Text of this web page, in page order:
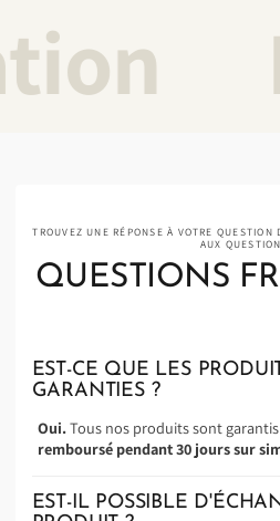
TROUVEZ UNE RÉPONSE À VOTRE QUESTION
AUX
QUESTIONS
EST-CE QUE LES
GARANTIES ?
Oui.Tous nos produits sont
remboursé pendant 30 jours sur
EST-IL POSSIBLE